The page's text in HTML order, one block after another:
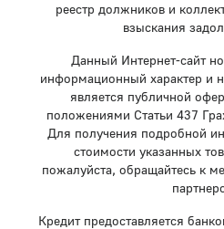
реестр должников и
взыскания
Данный Интернет-сайт
информационный характер и
является публичной
положениями Статьи 437
Для получения подробной
стоимости указанных
пожалуйста, обращайтесь к
Кредит предоставляется